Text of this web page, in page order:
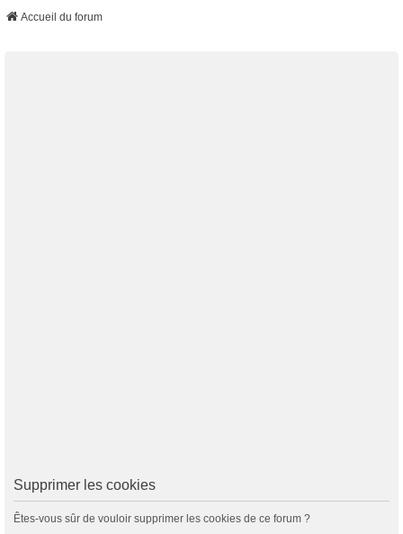
Accueil du forum
Supprimer les cookies
Êtes-vous sûr de vouloir supprimer les cookies de ce forum ?